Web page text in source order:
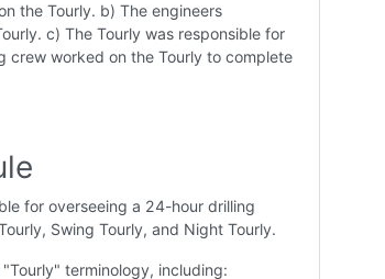
the Tourly. b) The engineers
c) The Tourly was responsible for
crew worked on the Tourly to complete
for overseeing a 24-hour drilling
Swing Tourly, and Night Tourly.
terminology, including: